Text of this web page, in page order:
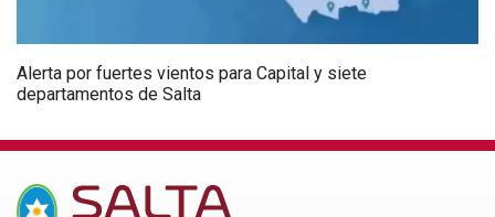
Alerta por fuertes vientos para Capital y siete
departamentos de Salta